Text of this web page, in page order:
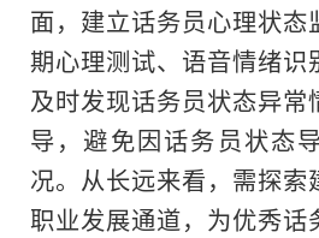
面，建立话务员心理状态
期心理测试、语音情绪识
及时发现话务员状态异
导，避免因话务员状态
况。从长远来看，需探索
职业发展通道，为优秀话